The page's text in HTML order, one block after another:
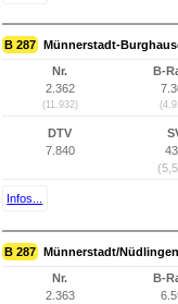
B 287 Münnerstadt-
Nr.
2.362
(11.932)
B-
DTV
7.840
Infos...
B 287 Münnerstadt/
Nr.
2.363
B-